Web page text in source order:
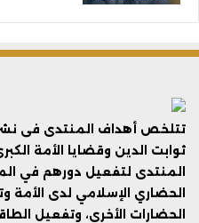
تتلخص أهداف المنتدى فى
ثوابت الدين وقضايا الأمة
المنتدى لتفعيل دورهم في
الحضاري الإسلامي لدى
الحضارات الأخرى، وتفعيل